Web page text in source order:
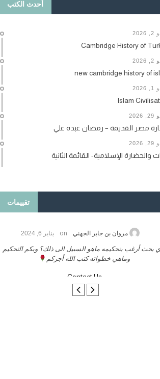
أحدث الكتب
Cambridge History of
new cambridge history of
Islam
مصر القديمة – رمضان عبده علي
والحضارة الإسلامية- القائمة الثانية
تقييمات
مروان بن جابر الجهني on يناير 6, 2024
بحث أرغب بتحكيمه ماهو السبيل الى ذلك؟ وبكم التحكيم
وماهي خطواته كتب الله أجركم
Contact Us